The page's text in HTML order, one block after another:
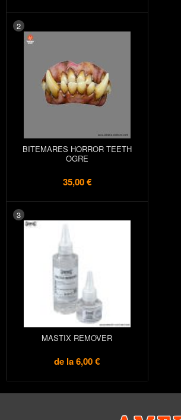
2
BITEMARES HORROR TEETH
OGRE
35,00 €
3
MASTIX REMOVER
de la6,00 €